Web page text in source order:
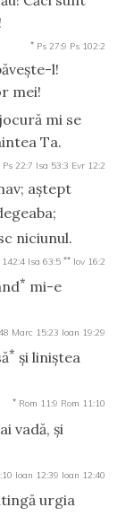
* Ps 27:9 Ps 102:2
l!
mei!
mi se
Ta.
Ps 22:7 Isa 53:3 Evr 12:2
aştept
niciunul.
142:4 Isa 63:5 ** Iov 16:2
* mi-e
Marc 15:23 Ioan 19:29
* şi liniştea
* Rom 11:9 Rom 11:10
vadă, şi
Ioan 12:39 Ioan 12:40
urgia